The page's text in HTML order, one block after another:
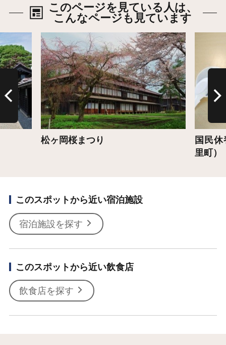
このページを見ている人は、
こんなページも見ています
松ヶ岡桜まつり
詳細はこちら
国民
里町）
このスポットから近い宿泊施設
宿泊施設を探す
このスポットから近い飲食店
飲食店を探す